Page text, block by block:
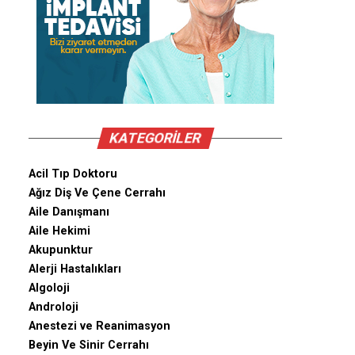
KATEGORILER
Acil Tıp Doktoru
Ağız Diş Ve Çene Cerrahı
Aile Danışmanı
Aile Hekimi
Akupunktur
Alerji Hastalıkları
Algoloji
Androloji
Anestezi ve Reanimasyon
Beyin Ve Sinir Cerrahı